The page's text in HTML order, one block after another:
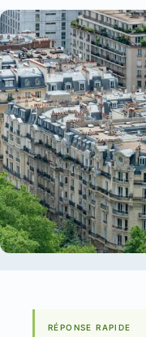
RÉPONSE RAPIDE